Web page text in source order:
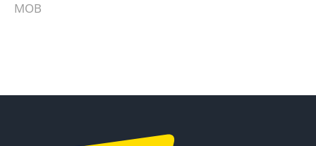
MOB